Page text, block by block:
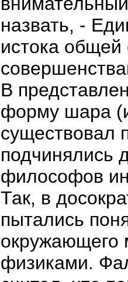
назвать, -
истока
В
форму шара
существовал
подчинялись
философов
Так, в
пытались
окружающего
физиками.